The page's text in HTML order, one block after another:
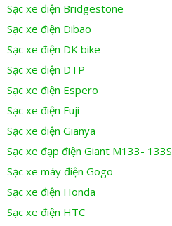
Sạc xe điện Bridgestone
Sạc xe điện Dibao
Sạc xe điện DK bike
Sạc xe điện DTP
Sạc xe điện Espero
Sạc xe điện Fuji
Sạc xe điện Gianya
Sạc xe đạp điện Giant M133- 133S
Sạc xe máy điện Gogo
Sạc xe điện Honda
Sạc xe điện HTC